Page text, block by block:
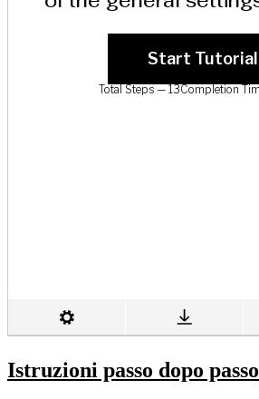
Istruzioni passo dopo passo